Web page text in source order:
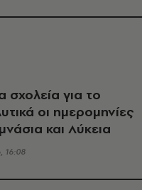
σχολεία για το
οι ημερομηνίες
και Λύκεια
16:08